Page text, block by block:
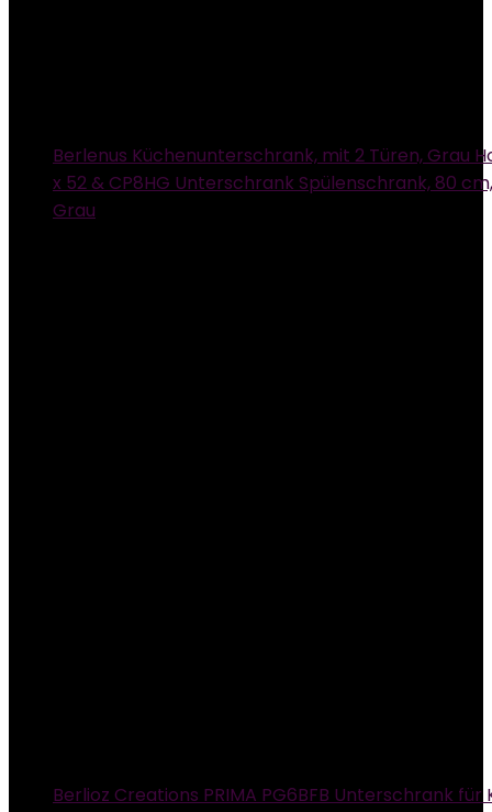
Berlenus Küchenunterschrank, mit 2 Türen, Grau
x 52 & CP8HG Unterschrank Spülenschrank, 80
Grau
Berlioz Creations PRIMA PG6BFB Unterschrank für